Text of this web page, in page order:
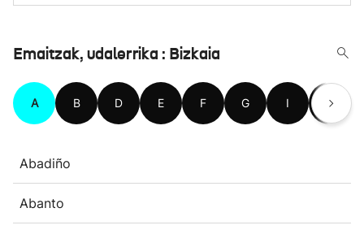
Emaitzak, udalerrika : Bizkaia
A B D E F G I J
Abadiño
Abanto